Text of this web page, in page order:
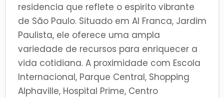
residencia que reflete o espirito vibrante
de São Paulo. Situado em Al Franca, Jardim
Paulista, ele oferece uma ampla
variedade de recursos para enriquecer a
vida cotidiana. A proximidade com Escola
Internacional, Parque Central, Shopping
Alphaville, Hospital Prime, Centro